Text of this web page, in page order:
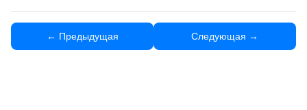
← Предыдущая Следующая →